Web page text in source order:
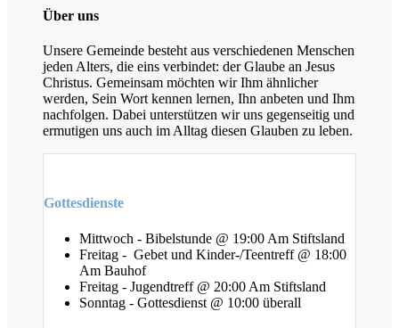
Über uns
Unsere Gemeinde besteht aus verschiedenen Menschen
jeden Alters, die eins verbindet: der Glaube an Jesus
Christus. Gemeinsam möchten wir Ihm ähnlicher
werden, Sein Wort kennen lernen, Ihn anbeten und Ihm
nachfolgen. Dabei unterstützen wir uns gegenseitig und
ermutigen uns auch im Alltag diesen Glauben zu leben.
Gottesdienste
Mittwoch - Bibelstunde @ 19:00 Am Stiftsland
Freitag - Gebet und Kinder-/Teentreff @ 18:00
Am Bauhof
Freitag - Jugendtreff @ 20:00 Am Stiftsland
Sonntag - Gottesdienst @ 10:00 überall